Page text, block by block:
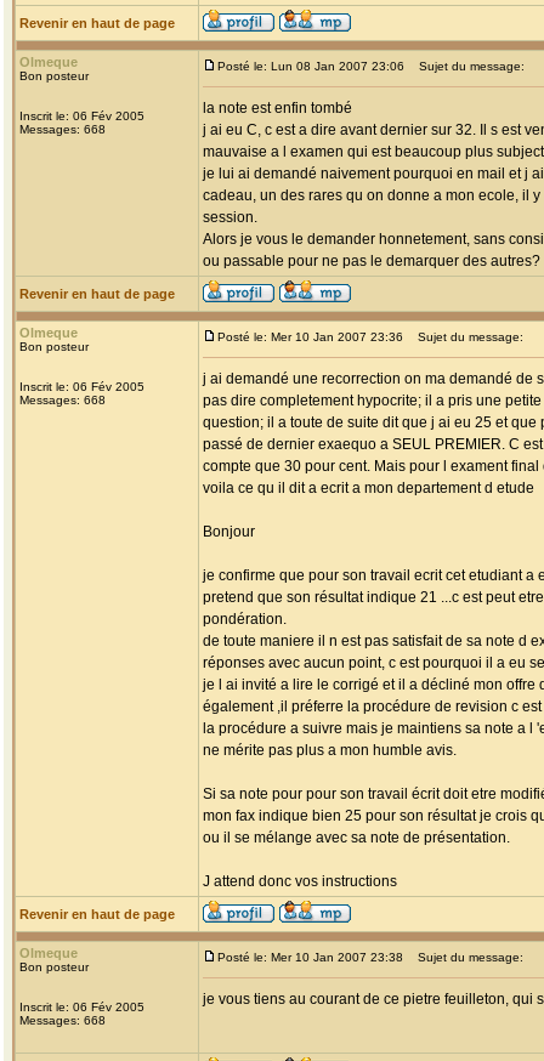
Revenir en haut de page
Olmeque
Bon posteur
Inscrit le: 06 Fév 2005
Messages: 668
Posté le: Lun 08 Jan 2007 23:06 Sujet du message:
la note est enfin tombé
j ai eu C, c est a dire avant dernier sur 32. Il s est
mauvaise a l examen qui est beaucoup plus
je lui ai demandé naivement pourquoi en mail et j
cadeau, un des rares qu on donne a mon ecole, il
session.
Alors je vous le demander honnetement, sans
ou passable pour ne pas le demarquer des autres?
Revenir en haut de page
Olmeque
Bon posteur
Inscrit le: 06 Fév 2005
Messages: 668
Posté le: Mer 10 Jan 2007 23:36 Sujet du message:
j ai demandé une recorrection on ma demandé de
pas dire completement hypocrite; il a pris une
question; il a toute de suite dit que j ai eu 25 et
passé de dernier exaequo a SEUL PREMIER. C
compte que 30 pour cent. Mais pour l exament
voila ce qu il dit a ecrit a mon departement d etude
Bonjour
je confirme que pour son travail ecrit cet etudiant a
pretend que son résultat indique 21 ...c est peut
pondération.
de toute maniere il n est pas satisfait de sa note d
réponses avec aucun point, c est pourquoi il a eu
je l ai invité a lire le corrigé et il a décliné mon offre
également ,il préferre la procédure de revision c
la procédure a suivre mais je maintiens sa note a l
ne mérite pas plus a mon humble avis.
Si sa note pour pour son travail écrit doit etre
mon fax indique bien 25 pour son résultat je crois
ou il se mélange avec sa note de présentation.
J attend donc vos instructions
Revenir en haut de page
Olmeque
Bon posteur
Inscrit le: 06 Fév 2005
Messages: 668
Posté le: Mer 10 Jan 2007 23:38 Sujet du message:
je vous tiens au courant de ce pietre feuilleton, qui